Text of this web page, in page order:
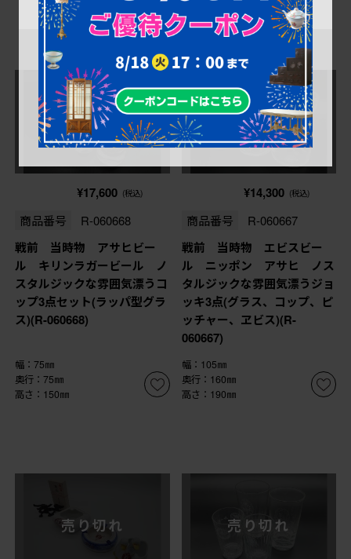
売り切れ
¥17,600 (税込)
商品番号 R-060668
戦前 当時物 アサヒビー
ル キリンラガービール ノ
スタルジックな雰囲気漂うコ
ップ3点セット(ラッパ型グラ
ス)(R-060668)
幅：75㎜
奥行：75㎜
高さ：150㎜
売り切れ
¥14,300 (税込)
商品番号 R-060667
戦前 当時物 エビスビー
ル ニッポン アサヒ ノス
タルジックな雰囲気漂うジョ
ッキ3点(グラス、コップ、ピ
ッチャー、ヱビス)(R-
060667)
幅：105㎜
奥行：160㎜
高さ：190㎜
売り切れ 売り切れ